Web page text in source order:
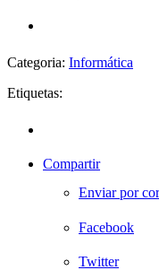
Categoria: Informática
Etiquetas:
Compartir
Enviar por
Facebook
Twitter